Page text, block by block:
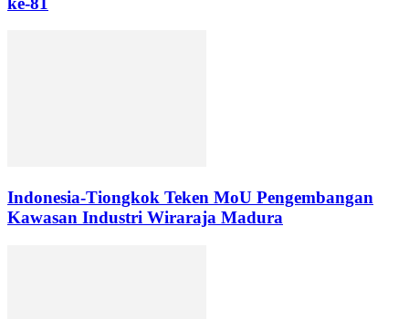
Indonesia-Tiongkok Teken MoU Pengembangan
Kawasan Industri Wiraraja Madura